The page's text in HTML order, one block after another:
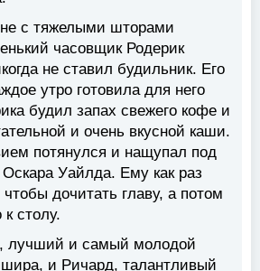
с тяжелыми шторами
часовщик Родерик
не ставил будильник. Его
утро готовила для него
будил запах свежего кофе и
и очень вкусной каши.
потянулся и нащупал под
Уайлда. Ему как раз
дочитать главу, а потом
к столу.
лучший и самый молодой
и Ричард, талантливый